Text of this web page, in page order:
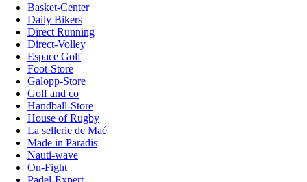
Basket-Center
Daily Bikers
Direct Running
Direct-Volley
Espace Golf
Foot-Store
Galopp-Store
Golf and co
Handball-Store
House of Rugby
La sellerie de Maé
Made in Paradis
Nauti-wave
On-Fight
Padel-Expert